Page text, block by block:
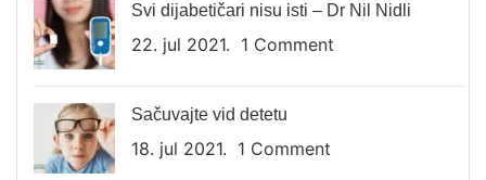
Svi dijabetičari nisu isti – Dr Nil Nidli
22. jul 2021. 1 Comment
Sačuvajte vid detetu
18. jul 2021. 1 Comment